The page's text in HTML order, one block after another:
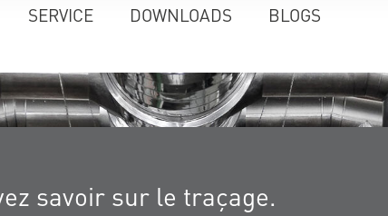
SERVICE DOWNLOADS BLOGS
savoir sur le traçage.